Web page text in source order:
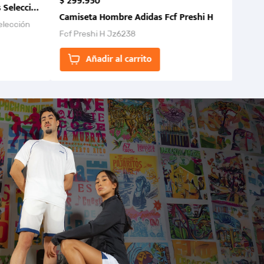
Colombia FCF 2026.
Camiseta Hombre Adidas Fcf Preshi H
Fcf Preshi H Jz6238
Añadir al carrito